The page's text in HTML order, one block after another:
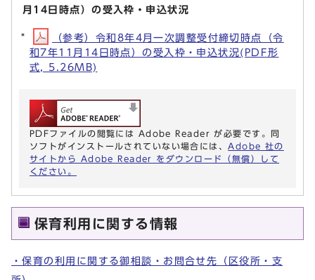
月14日時点）の受入枠・申込状況
（参考）令和8年4月一次調整受付締切時点（令
和7年11月14日時点）の受入枠・申込状況(PDF形
式, 5.26MB)
PDFファイルの閲覧には Adobe Reader が必要です。同
ソフトがインストールされていない場合には、 Adobe 社の
サイトから Adobe Reader をダウンロード（無償）して
ください。
保育利用に関する情報
・保育の利用に関する御相談・お問合せ先（区役所・支